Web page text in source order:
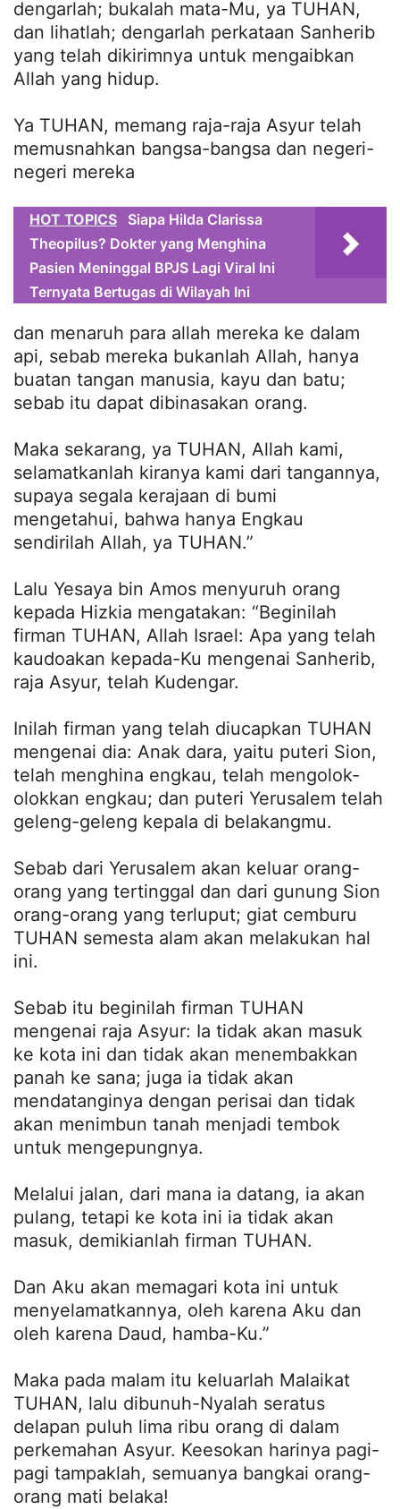
dengarlah; bukalah mata-Mu, ya TUHAN,
dan lihatlah; dengarlah perkataan Sanherib
yang telah dikirimnya untuk mengaibkan
Allah yang hidup.
Ya TUHAN, memang raja-raja Asyur telah
memusnahkan bangsa-bangsa dan negeri-
negeri mereka
HOT TOPICS
Siapa Hilda Clarissa
Theopilus? Dokter yang Menghina
Pasien Meninggal BPJS Lagi Viral Ini
Ternyata Bertugas di Wilayah Ini
dan menaruh para allah mereka ke dalam
api, sebab mereka bukanlah Allah, hanya
buatan tangan manusia, kayu dan batu;
sebab itu dapat dibinasakan orang.
Maka sekarang, ya TUHAN, Allah kami,
selamatkanlah kiranya kami dari tangannya,
supaya segala kerajaan di bumi
mengetahui, bahwa hanya Engkau
sendirilah Allah, ya TUHAN.”
Lalu Yesaya bin Amos menyuruh orang
kepada Hizkia mengatakan: “Beginilah
firman TUHAN, Allah Israel: Apa yang telah
kaudoakan kepada-Ku mengenai Sanherib,
raja Asyur, telah Kudengar.
Inilah firman yang telah diucapkan TUHAN
mengenai dia: Anak dara, yaitu puteri Sion,
telah menghina engkau, telah mengolok-
olokkan engkau; dan puteri Yerusalem telah
geleng-geleng kepala di belakangmu.
Sebab dari Yerusalem akan keluar orang-
orang yang tertinggal dan dari gunung Sion
orang-orang yang terluput; giat cemburu
TUHAN semesta alam akan melakukan hal
ini.
Sebab itu beginilah firman TUHAN
mengenai raja Asyur: Ia tidak akan masuk
ke kota ini dan tidak akan menembakkan
panah ke sana; juga ia tidak akan
mendatanginya dengan perisai dan tidak
akan menimbun tanah menjadi tembok
untuk mengepungnya.
Melalui jalan, dari mana ia datang, ia akan
pulang, tetapi ke kota ini ia tidak akan
masuk, demikianlah firman TUHAN.
Dan Aku akan memagari kota ini untuk
menyelamatkannya, oleh karena Aku dan
oleh karena Daud, hamba-Ku.”
Maka pada malam itu keluarlah Malaikat
TUHAN, lalu dibunuh-Nyalah seratus
delapan puluh lima ribu orang di dalam
perkemahan Asyur. Keesokan harinya pagi-
pagi tampaklah, semuanya bangkai orang-
orang mati belaka!